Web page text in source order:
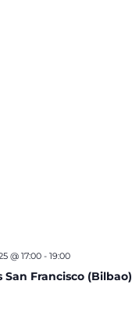
San Francisco (Bilbao)
@ 17:00- 19:00